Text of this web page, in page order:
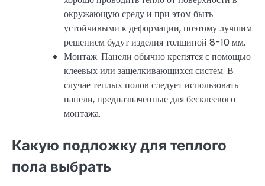
окружающую среду и при этом быть
устойчивыми к деформации, поэтому лучшим
решением будут изделия толщиной 8-10 мм.
Монтаж. Панели обычно крепятся с помощью
клеевых или защелкивающихся систем. В
случае теплых полов следует использовать
панели, предназначенные для бесклеевого
монтажа.
Какую подложку для теплого
пола выбрать